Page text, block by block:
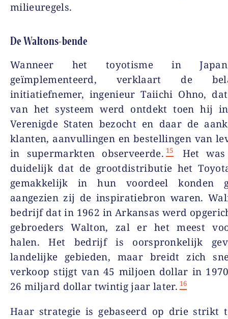
milieuregels.
De Waltons-bende
Wanneer het toyotisme in
geïmplementeerd, verklaart de
initiatiefnemer, ingenieur Taiichi Ohno,
van het systeem werd ontdekt toen hij
Verenigde Staten bezocht en daar de
klanten, aanvullingen en bestellingen van
in supermarkten observeerde. 15
Het
duidelijk dat de grootdistributie het
gemakkelijk in hun voordeel konden
aangezien zij de inspiratiebron waren.
bedrijf dat in 1962 in Arkansas werd
gebroeders Walton, zal er het meest
halen. Het bedrijf is oorspronkelijk
landelijke gebieden, maar breidt zich
verkoop stijgt van 45 miljoen dollar in
26 miljard dollar twintig jaar later. 16
Haar strategie is gebaseerd op drie strikt